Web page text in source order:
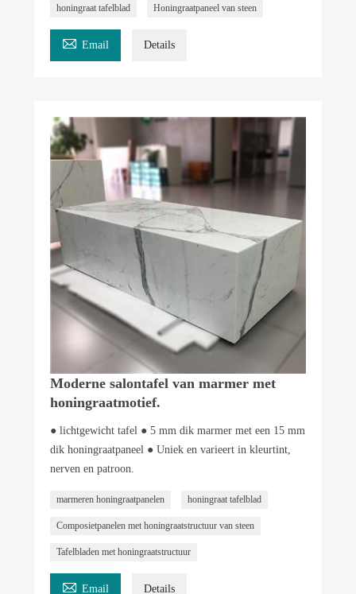
honingraat tafelblad Honingraatpaneel van steen
 Email Details
Moderne salontafel van marmer met
honingraatmotief.
● lichtgewicht tafel ● 5 mm dik marmer met een 15 mm
dik honingraatpaneel ● Uniek en varieert in kleurtint,
nerven en patroon.
marmeren honingraatpanelen honingraat tafelblad
Composietpanelen met honingraatstructuur van steen
Tafelbladen met honingraatstructuur
 Email Details